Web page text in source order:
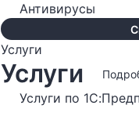
Антивирусы
Услуги
Услуги
Услуги по